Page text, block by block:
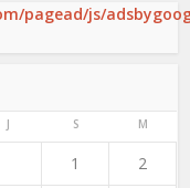
pagead/js/
J S M
1 2